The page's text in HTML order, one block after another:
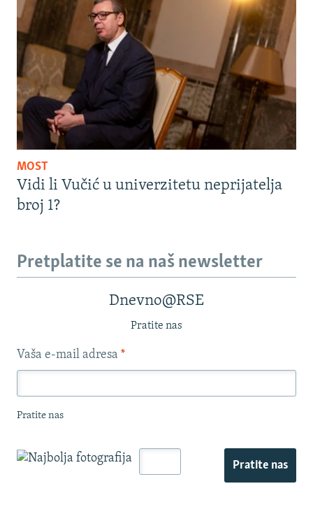
MOST
Vidi li Vučić u univerzitetu neprijatelja
broj 1?
Pretplatite se na naš newsletter
Dnevno@RSE
Pratite nas
Vaša e-mail adresa *
Pratite nas
Pratite nas